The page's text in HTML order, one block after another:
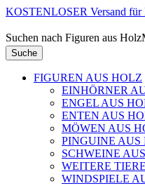
KOSTENLOSER Versand für
Suchen nach Figuren aus Holz
Suche
FIGUREN AUS HOLZ
EINHÖRNER
ENGEL AUS
ENTEN AUS
MÖWEN AUS
PINGUINE AUS
SCHWEINE
WEITERE
WINDSPIELE